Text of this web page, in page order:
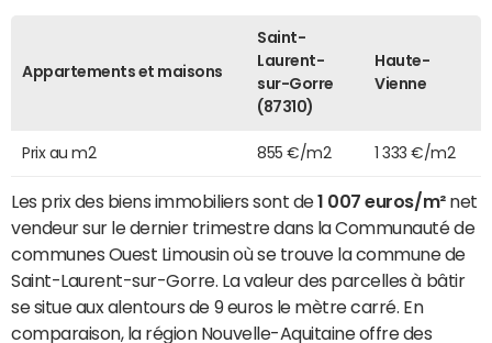
Appartements et maisons
Saint-
Laurent-
sur-Gorre
(87310)
Haute-
Vienne
Prix au m2 855 €/m2 1 333 €/m2
Les prix des biens immobiliers sont de1 007 euros/m²net
vendeur sur le dernier trimestre dans la Communauté de
communes Ouest Limousin où se trouve la commune de
Saint-Laurent-sur-Gorre. La valeur des parcelles à bâtir
se situe aux alentours de 9 euros le mètre carré. En
comparaison, la région Nouvelle-Aquitaine offre des